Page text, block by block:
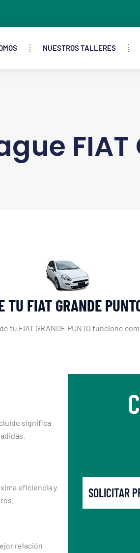
NUESTROS TALLERES
FIAT
TU FIAT GRANDE
tu FIAT GRANDE PUNTO funcione
significa
eficiencia y
relación
SOLICITAR